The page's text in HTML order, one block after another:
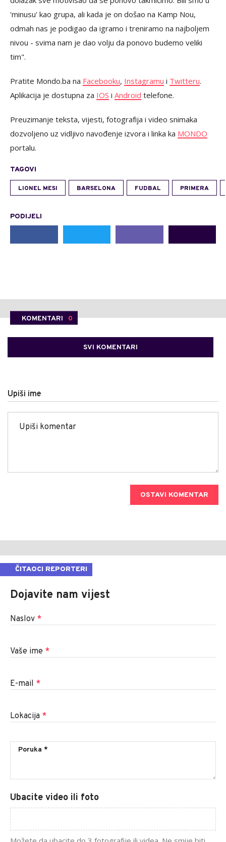
'minusu' kao grupa, ali kada je on došao na Kamp Nou,
odmah nas je podigao da igramo i treniramo na najboljem
nivou - svima nam je dao volju da ponovo budemo veliki
tim".
Pratite Mondo.ba na Facebooku, Instagramu i Twitteru.
Aplikacija je dostupna za IOS i Android telefone.
Preuzimanje teksta, vijesti, fotografija i video snimaka
dozvoljeno uz vidljivo navođenje izvora i linka ka MONDO
portalu.
TAGOVI
LIONEL MESI BARSELONA FUDBAL PRIMERA
PODIJELI
KOMENTARI 0
SVI KOMENTARI
Upiši ime
OSTAVI KOMENTAR
ČITAOCI REPORTERI
Dojavite nam vijest
Naslov *
Vaše ime *
E-mail *
Lokacija *
Ubacite video ili foto